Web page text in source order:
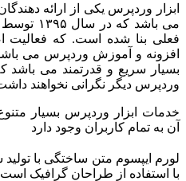
ابزار وردپرس یکی از ارائه
می باشد
فعلی بنا شده است. که فعالیت
افزونه و آموزش وردپرس می
بسیار سریع و قدرتمند می باشد
وردپرس دیگر نگرانی نخواهند
خدمات ابزار وردپرس بسیار
آن به تمام کاربران وجود دارد
لورم ایپسوم متن ساختگی با
با استفاده از طراحان گرافیک